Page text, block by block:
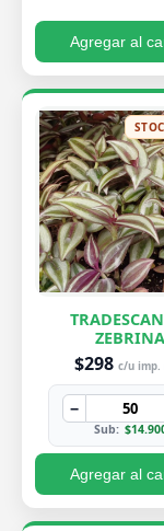
Agregar al
ZEBRINA
$298 c/u imp.
−
Sub:
Agregar al